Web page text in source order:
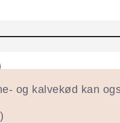
og kalvekød kan